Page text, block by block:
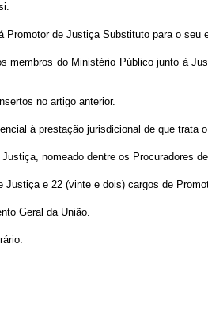
Promotor de Justiça Substituto para o seu
do Ministério Público junto à
no artigo anterior.
à prestação jurisdicional de que trata o
nomeado dentre os Procuradores
e 22 (vinte e dois) cargos de
Geral da União.